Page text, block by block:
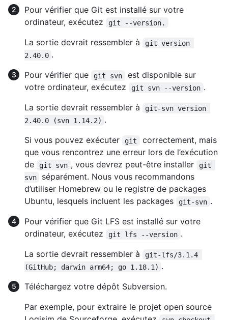
Pour vérifier que Git est installé sur votre
ordinateur, exécutez
git --version.
La sortie devrait ressembler à
git version
2.40.0 .
Pour vérifier que
git svn
est disponible sur
votre ordinateur, exécutez
git svn --version .
La sortie devrait ressembler à
git-svn version
2.40.0 (svn 1.14.2) .
Si vous pouvez exécuter
git
correctement, mais
que vous rencontrez une erreur lors de l’exécution
de
git svn , vous devrez peut-être installer
git
svn
séparément. Nous vous recommandons
d’utiliser Homebrew ou le registre de packages
Ubuntu, lesquels incluent les packages
git-svn .
Pour vérifier que Git LFS est installé sur votre
ordinateur, exécutez
git lfs --version .
La sortie devrait ressembler à
git-lfs/3.1.4
(GitHub; darwin arm64; go 1.18.1) .
Téléchargez votre dépôt Subversion.
Par exemple, pour extraire le projet open source